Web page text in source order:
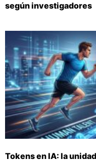
según investigadores
Tokens en IA: la